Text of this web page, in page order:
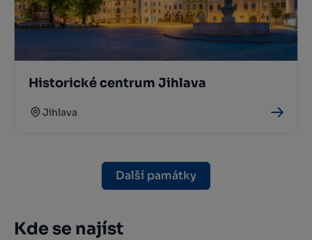
Historické centrum Jihlava
Jihlava
Další památky
Kde se najíst